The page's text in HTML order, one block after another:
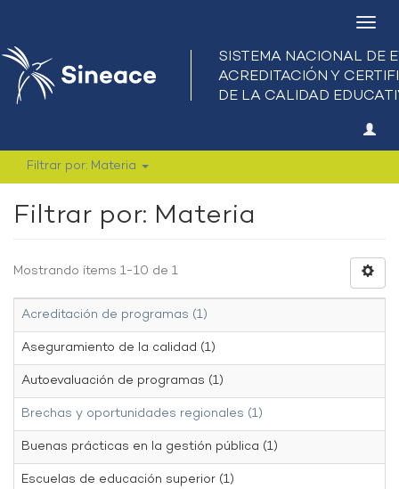
Filtrar por: Materia
Filtrar por: Materia
Mostrando ítems 1-10 de 1
Acreditación de programas (1)
Aseguramiento de la calidad (1)
Autoevaluación de programas (1)
Brechas y oportunidades regionales (1)
Buenas prácticas en la gestión pública (1)
Escuelas de educación superior (1)